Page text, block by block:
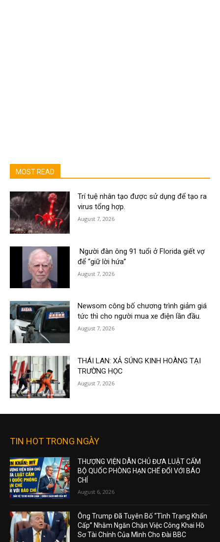
MOST READ
Trí tuệ nhân tạo được sử dụng để tạo ra
virus tổng hợp.
August 7, 2026
Người đàn ông 91 tuổi ở Florida giết vợ
để “giữ lời hứa”
August 7, 2026
Newsom công bố chương trình giảm giá
tức thì cho người mua xe điện lần đầu.
August 7, 2026
THÁI LAN: XẢ SÚNG KINH HOÀNG TẠI
TRƯỜNG HỌC
August 7, 2026
TIN HOT TRONG NGÀY
THƯỢNG VIỆN DÂN CHỦ ĐƯA LUẬT CẤM
BỘ QUỐC PHÒNG HẠN CHẾ ĐỐI VỚI BÁO
CHÍ
August 6, 2026
Ông Trump Đã Tuyên Bố “Tình Trạng Khẩn
Cấp” Nhằm Ngăn Chặn Việc Công Khai Hồ
Sơ Tài Chính Của Mình Cho Đài BBC